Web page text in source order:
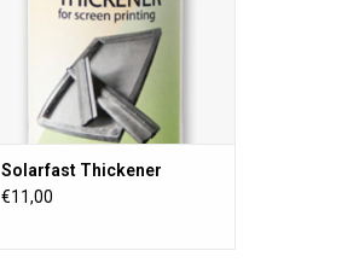
ZUM WARENKORB HINZUFÜGEN
Solarfast Thickener
€11,00